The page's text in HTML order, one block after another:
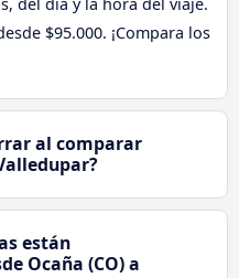
$95.000. ¡Compara los
al comparar
están
Ocaña (CO) a